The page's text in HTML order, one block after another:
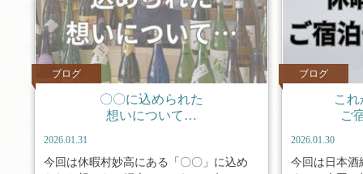
ブログ
〇〇に込められた
想いについて…
2026.01.31
今回は休暇村妙高にある「〇〇」に込め
ブログ
こ
ご
2026.01.30
今回は日本酒